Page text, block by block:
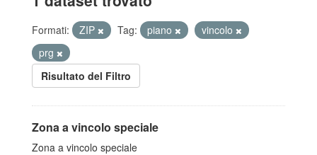
Formati: ZIP Tag: piano
vincolo
prg
Risultato del Filtro
Zona a vincolo speciale
Zona a vincolo speciale